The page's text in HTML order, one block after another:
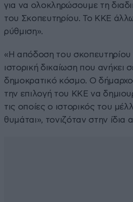
για να ολοκληρώσουμε τη
του Σκοπευτηρίου. Το ΚΚΕ
ρύθμιση».
«Η απόδοση του σκοπευτηρίου
ιστορική δικαίωση που ανήκει
δημοκρατικό κόσμο. Ο
την επιλογή του ΚΚΕ να
τις οποίες ο ιστορικός του
θυμάται», τονιζόταν στην ίδια